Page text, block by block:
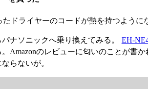
たドライヤーのコードが熱を持つように
ナソニックへ乗り換えてみる。 EH-
Amazonのレビューに匂いのことが書
らないが。